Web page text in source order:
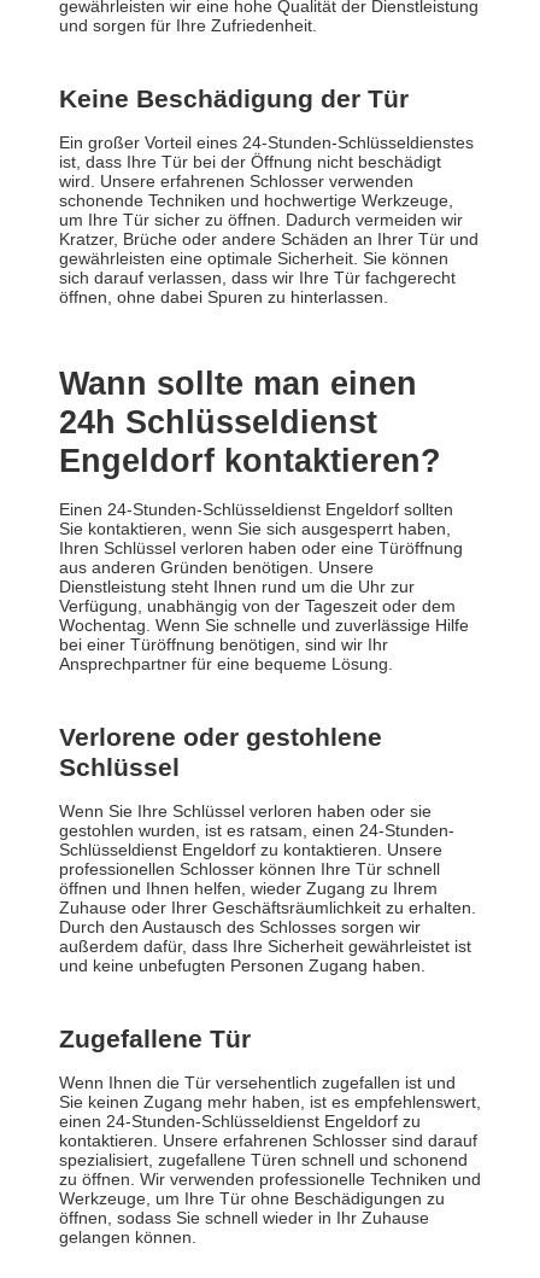
gewährleisten wir eine hohe Qualität der Dienstleistung
und sorgen für Ihre Zufriedenheit.
Keine Beschädigung der Tür
Ein großer Vorteil eines 24-Stunden-Schlüsseldienstes
ist, dass Ihre Tür bei der Öffnung nicht beschädigt
wird. Unsere erfahrenen Schlosser verwenden
schonende Techniken und hochwertige Werkzeuge,
um Ihre Tür sicher zu öffnen. Dadurch vermeiden wir
Kratzer, Brüche oder andere Schäden an Ihrer Tür und
gewährleisten eine optimale Sicherheit. Sie können
sich darauf verlassen, dass wir Ihre Tür fachgerecht
öffnen, ohne dabei Spuren zu hinterlassen.
Wann sollte man einen
24h Schlüsseldienst
Engeldorf kontaktieren?
Einen 24-Stunden-Schlüsseldienst Engeldorf sollten
Sie kontaktieren, wenn Sie sich ausgesperrt haben,
Ihren Schlüssel verloren haben oder eine Türöffnung
aus anderen Gründen benötigen. Unsere
Dienstleistung steht Ihnen rund um die Uhr zur
Verfügung, unabhängig von der Tageszeit oder dem
Wochentag. Wenn Sie schnelle und zuverlässige Hilfe
bei einer Türöffnung benötigen, sind wir Ihr
Ansprechpartner für eine bequeme Lösung.
Verlorene oder gestohlene
Schlüssel
Wenn Sie Ihre Schlüssel verloren haben oder sie
gestohlen wurden, ist es ratsam, einen 24-Stunden-
Schlüsseldienst Engeldorf zu kontaktieren. Unsere
professionellen Schlosser können Ihre Tür schnell
öffnen und Ihnen helfen, wieder Zugang zu Ihrem
Zuhause oder Ihrer Geschäftsräumlichkeit zu erhalten.
Durch den Austausch des Schlosses sorgen wir
außerdem dafür, dass Ihre Sicherheit gewährleistet ist
und keine unbefugten Personen Zugang haben.
Zugefallene Tür
Wenn Ihnen die Tür versehentlich zugefallen ist und
Sie keinen Zugang mehr haben, ist es empfehlenswert,
einen 24-Stunden-Schlüsseldienst Engeldorf zu
kontaktieren. Unsere erfahrenen Schlosser sind darauf
spezialisiert, zugefallene Türen schnell und schonend
zu öffnen. Wir verwenden professionelle Techniken und
Werkzeuge, um Ihre Tür ohne Beschädigungen zu
öffnen, sodass Sie schnell wieder in Ihr Zuhause
gelangen können.